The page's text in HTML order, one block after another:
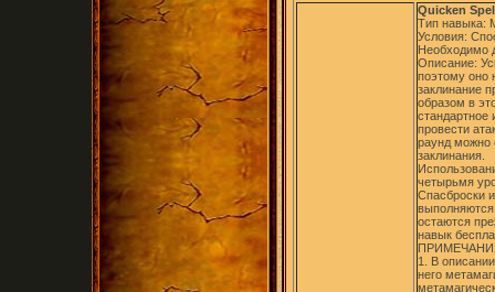
Quicken
Тип навыка:
Условия:
Необходимо
Описание:
поэтому оно
заклинание
образом в
стандартное
провести
раунд можно
заклинания.
четырьмя
Спасброски
остаются
навык
1. В
него